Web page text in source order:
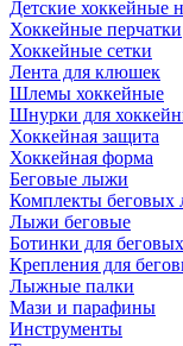
Детские хоккейные
Хоккейные перчатки
Хоккейные сетки
Лента для клюшек
Шлемы хоккейные
Шнурки для
Хоккейная защита
Хоккейная форма
Беговые лыжи
Комплекты беговых
Лыжи беговые
Ботинки для
Крепления для
Лыжные палки
Мази и парафины
Инструменты